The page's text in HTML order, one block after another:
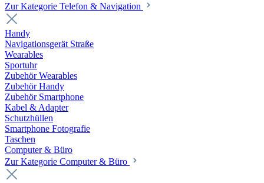
Zur Kategorie Telefon & Navigation
Handy
Navigationsgerät Straße
Wearables
Sportuhr
Zubehör Wearables
Zubehör Handy
Zubehör Smartphone
Kabel & Adapter
Schutzhüllen
Smartphone Fotografie
Taschen
Computer & Büro
Zur Kategorie Computer & Büro